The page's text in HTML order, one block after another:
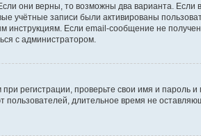
они верны, то возможны два варианта.
учётные записи были активированы
Если email-сообщение не
с администратором.
регистрации, проверьте свои имя и пароль
длительное время не